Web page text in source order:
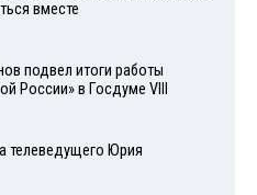
вместе
подвел итоги работы
России» в Госдуме VIII
телеведущего Юрия